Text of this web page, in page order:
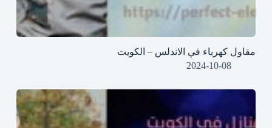
مقاول كهرباء في الاندلس – الكويت
2024-10-08